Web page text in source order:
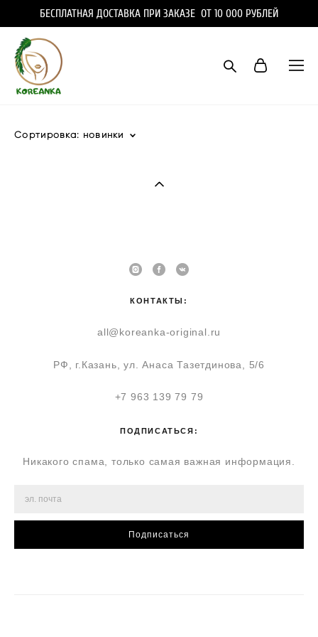
БЕСПЛАТНАЯ ДОСТАВКА ПРИ ЗАКАЗЕ ОТ 10 000 РУБЛЕЙ
Сортировка: новинки
КОНТАКТЫ:
all@koreanka-original.ru
РФ, г.Казань, ул. Анаса Тазетдинова, 5/6
+7 963 139 79 79
ПОДПИСАТЬСЯ:
Никакого спама, только самая важная информация.
Подписаться